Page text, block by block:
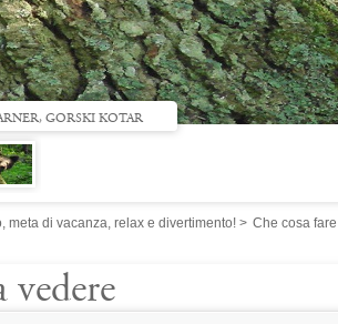
GORSKI KOTAR
meta di vacanza, relax e divertimento! > Che cosa fare